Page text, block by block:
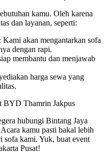
kamu. Oleh karena
dan layanan, seperti:
Kami akan mengantarkan sofa
dengan rapi.
membantu dan menjawab
harga sewa yang
hubungi Bintang Jaya
kamu pasti bakal lebih
sofa kami. Yuk, buat event
Pusat!